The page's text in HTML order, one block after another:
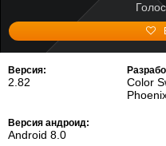
Версия:
2.82
Color
Версия андроид:
Android 8.0